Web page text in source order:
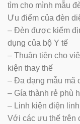
tìm cho mình mẫu
Ưu điểm của đèn
– Đèn được kiểm
dụng của bộ Y tế
– Thuận tiện cho
kiện thay thế
– Đa dạng mẫu mã
– Gía thành rẻ phù
– Linh kiện điện
Với các ưu thế trên